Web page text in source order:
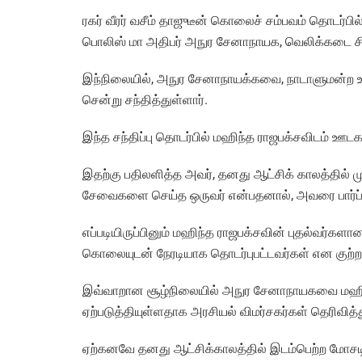
ரகர் வீரர் வசீம் தாஜுடீன் கொலைச் சம்பவம் தொடர்பில்
பொலிஸ் மா அதிபர் அநுர சேனாநாயக, வெலிக்கடை
இந்நிலையில், அநுர சேனாநாயக்கவை, நாடாளுமன்ற
சென்று சந்தித்துள்ளார்.
இந்த சந்திப்பு தொடர்பில் மஹிந்த ராஜபக்சவிடம்
இதற்கு பதிலளித்த அவர், தனது ஆட்சிக் காலத்தில்
சேவைகளை செய்த ஒருவர் என்பதனால், அவரை
எப்படியிருப்பினும் மஹிந்த ராஜபக்சவின்
கொலையுடன் நேரடியாக தொடர்புபட்டவர்கள் என
இவ்வாறான சூழ்நிலையில் அநுர சேனாநாயகவை
ஏற்படுத்தியுள்ளதாக அரசியல் விமர்சகர்கள்
ஏற்கனவே தனது ஆட்சிக்காலத்தில் இடம்பெற்ற